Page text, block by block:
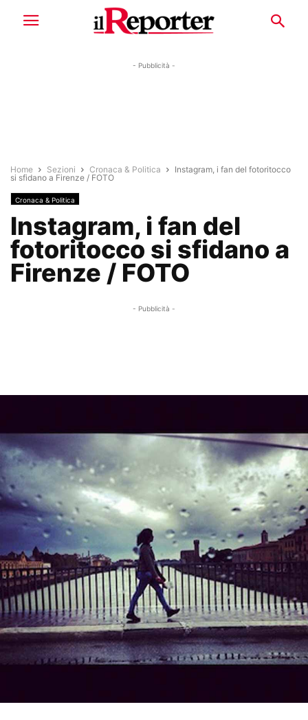
- Pubblicità -
Home Sezioni Cronaca & Politica
Instagram, i fan del fotoritocco
si sfidano a Firenze / FOTO
Cronaca & Politica
Instagram, i fan del
fotoritocco si sfidano a
Firenze / FOTO
- Pubblicità -